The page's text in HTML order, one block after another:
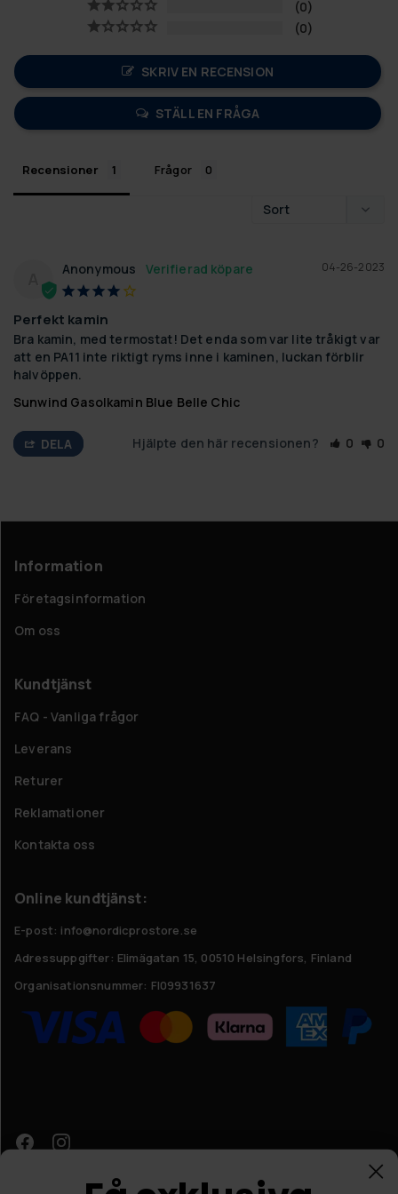
0
0
SKRIV EN RECENSION
STÄLL EN FRÅGA
Recensioner Frågor
04-26-2023
Anonymous
Perfekt kamin
Bra kamin, med termostat! Det enda som var lite tråkigt var
att en PA11 inte riktigt ryms inne i kaminen, luckan förblir
halvöppen.
Sunwind Gasolkamin Blue Belle Chic
DELA Hjälpte den här recensionen? 0 0
Information
Företagsinformation
Om oss
Kundtjänst
FAQ - Vanliga frågor
Leverans
Returer
Reklamationer
Kontakta oss
Online kundtjänst:
E-post: info@nordicprostore.se
Adressuppgifter: Elimägatan 15, 00510 Helsingfors, Finland
Organisationsnummer: FI09931637